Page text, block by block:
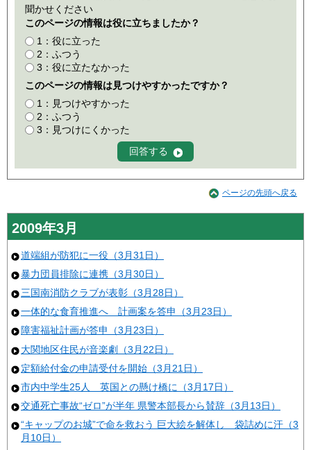
聞かせください
このページの情報は役に立ちましたか？
1：役に立った
2：ふつう
3：役に立たなかった
このページの情報は見つけやすかったですか？
1：見つけやすかった
2：ふつう
3：見つけにくかった
ページの先頭へ戻る
2009年3月
道端組が防犯に一役（3月31日）
暴力団員排除に連携（3月30日）
三国南消防クラブが表彰（3月28日）
一体的な食育推進へ 計画案を答申（3月23日）
障害福祉計画が答申（3月23日）
大関地区住民が音楽劇（3月22日）
定額給付金の申請受付を開始（3月21日）
市内中学生25人 英国との懸け橋に（3月17日）
交通死亡事故“ゼロ”が半年 県警本部長から賛辞（3月13日）
“キャップのお城”で命を救おう 巨大絵を解体し 袋詰めに汗（3
月10日）